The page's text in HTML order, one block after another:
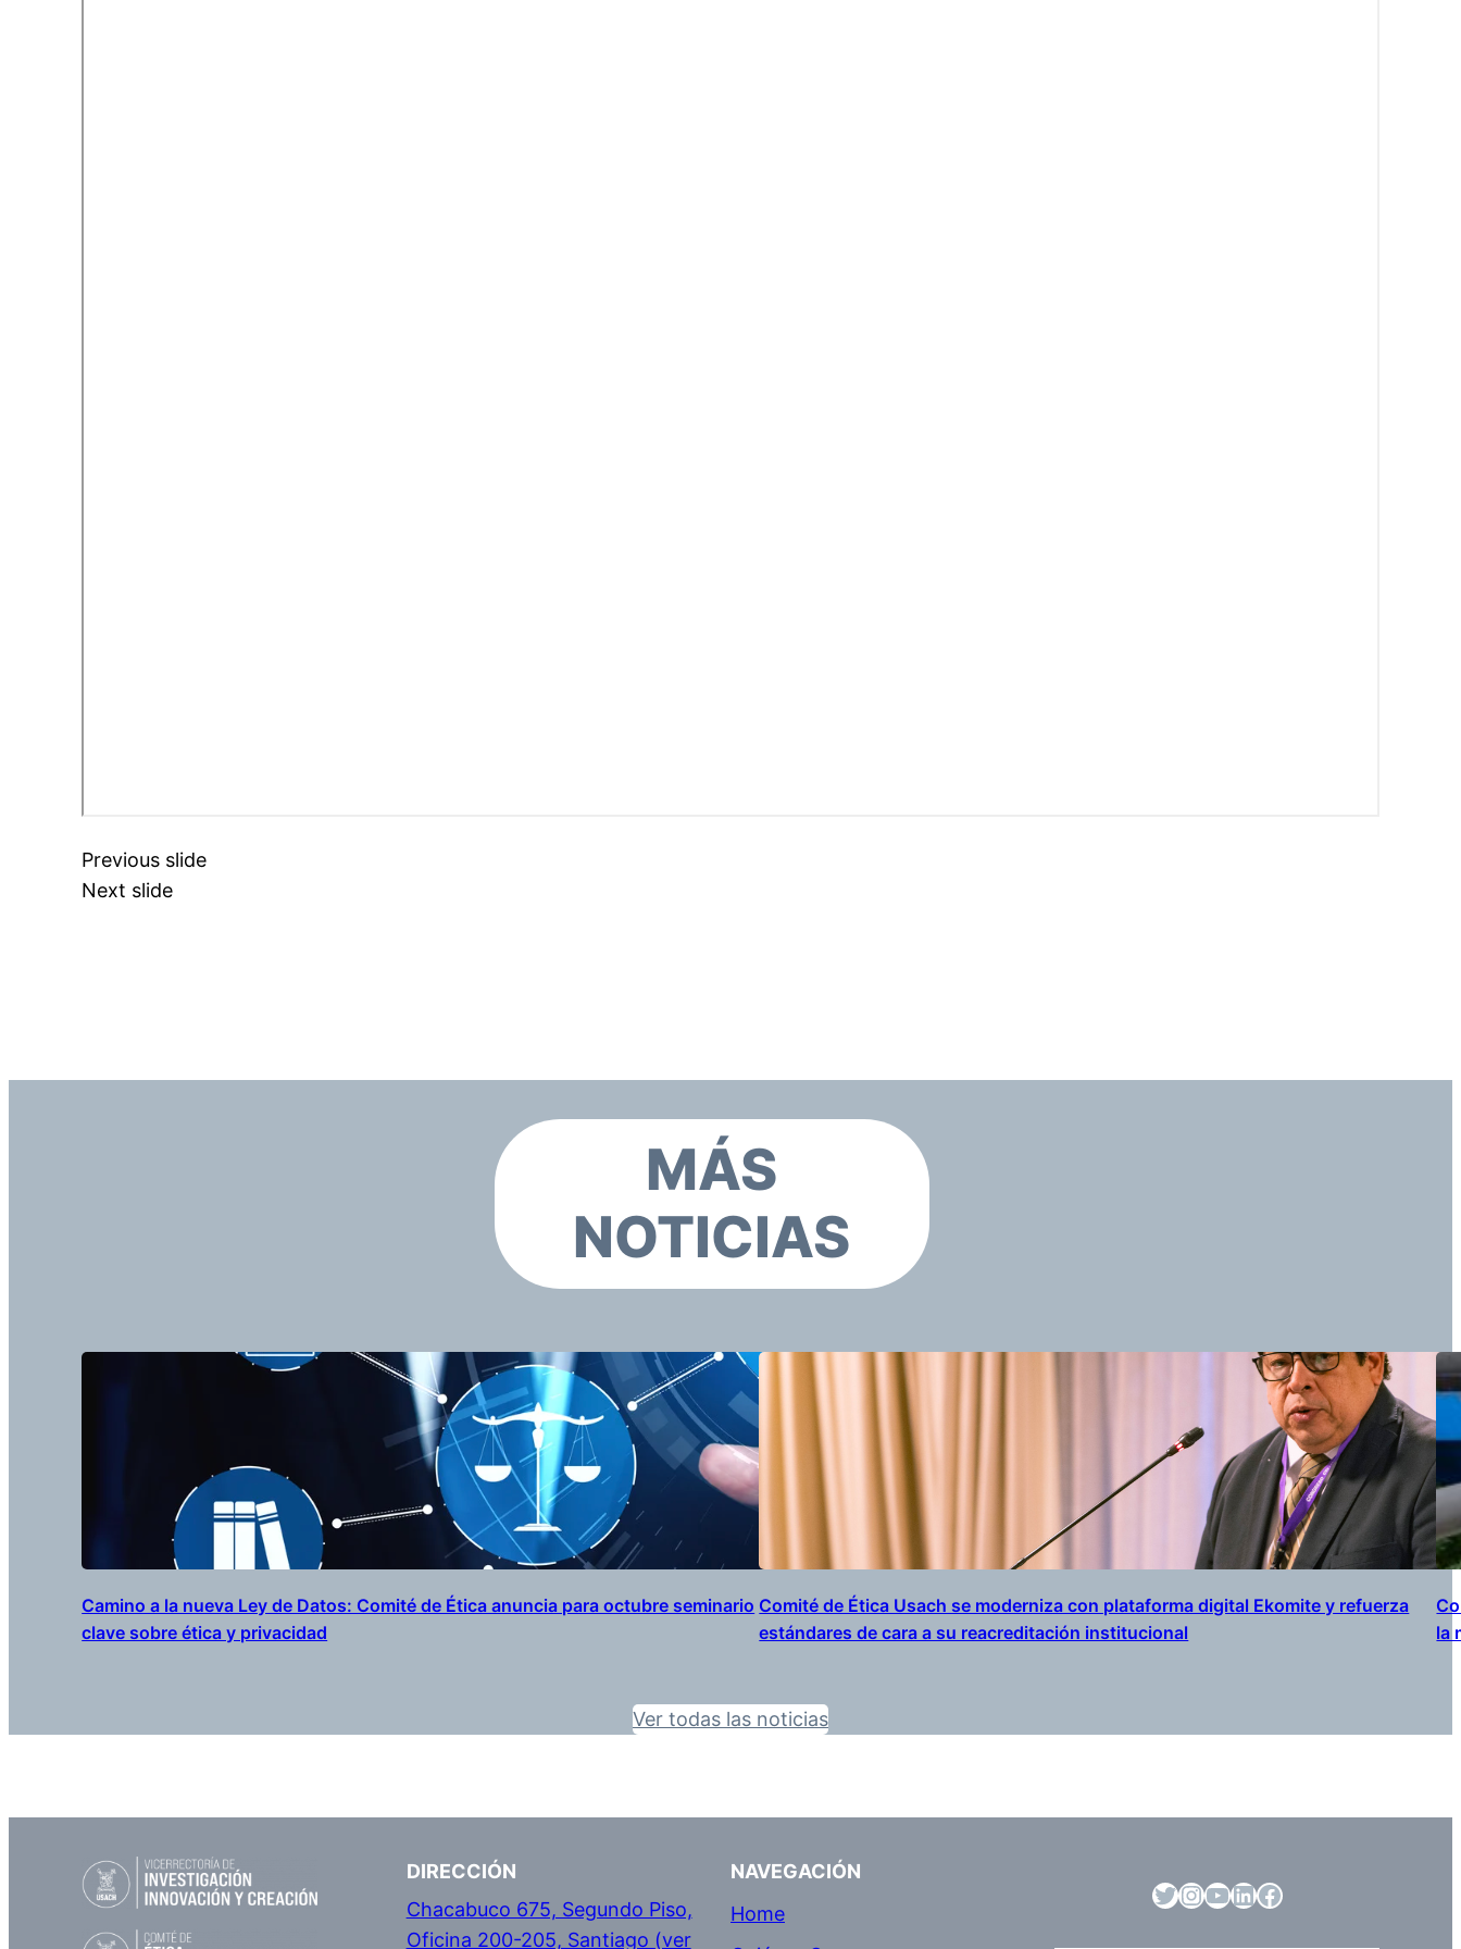
Previous slide
Next slide
MÁS
NOTICIAS
Camino a la nueva Ley de Datos: Comité de Ética anuncia para octubre seminario
clave sobre ética y privacidad
Comité de Ética Usach se moderniza con plataforma digital Ekomite y refuerza
estándares de cara a su reacreditación institucional
la
Ver todas las noticias
DIRECCIÓN
Chacabuco 675, Segundo Piso,
Oficina 200-205, Santiago (ver
NAVEGACIÓN
Home
https://twitter.com/Vridei_usach # # # #